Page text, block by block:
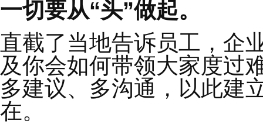
总的来说，在不确定
性、清晰的沟通、积
等。
富兰克林柯维